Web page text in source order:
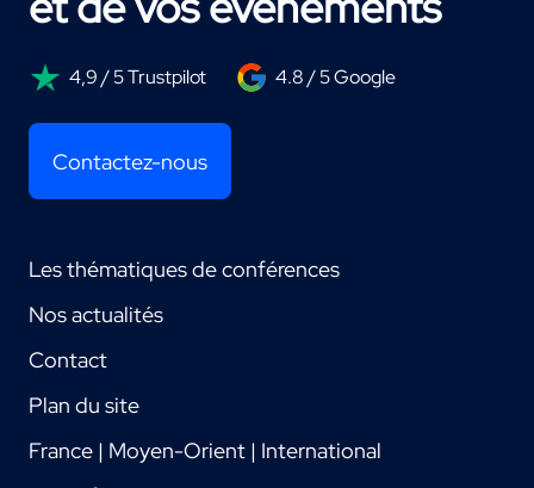
4,9 / 5 Trustpilot 4.8 / 5 Google
Contactez-nous
Les thématiques de conférences
Nos actualités
Contact
Plan du site
France | Moyen-Orient | International